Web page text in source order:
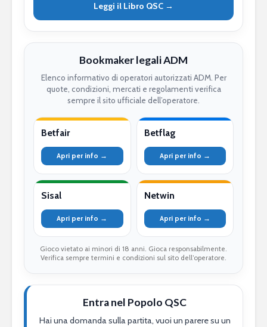
Leggi il Libro QSC →
Bookmaker legali ADM
Elenco informativo di operatori autorizzati ADM. Per
quote, condizioni, mercati e regolamenti verifica
sempre il sito ufficiale dell’operatore.
Betfair
Apri per info →
Betflag
Apri per info →
Sisal
Apri per info →
Netwin
Apri per info →
Gioco vietato ai minori di 18 anni. Gioca responsabilmente.
Verifica sempre termini e condizioni sul sito dell’operatore.
Entra nel Popolo QSC
Hai una domanda sulla partita, vuoi un parere su un